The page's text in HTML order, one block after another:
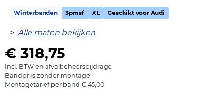
Winterbanden 3pmsf XL Geschikt voor Audi
> Alle maten bekijken
€ 318,75
Incl. BTW en afvalbeheersbijdrage
Bandprijs zonder montage
Montagetarief per band € 45,00